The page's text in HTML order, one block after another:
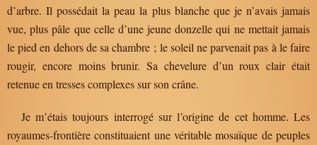
d’arbre. Il possédait la peau la plus blanche que je n’avais jamais
vue, plus pâle que celle d’une jeune donzelle qui ne mettait jamais
le pied en dehors de sa chambre ; le soleil ne parvenait pas à le faire
rougir, encore moins brunir. Sa chevelure d’un roux clair était
retenue en tresses complexes sur son crâne.
Je m’étais toujours interrogé sur l’origine de cet homme. Les
royaumes-frontière constituaient une véritable mosaïque de peuples